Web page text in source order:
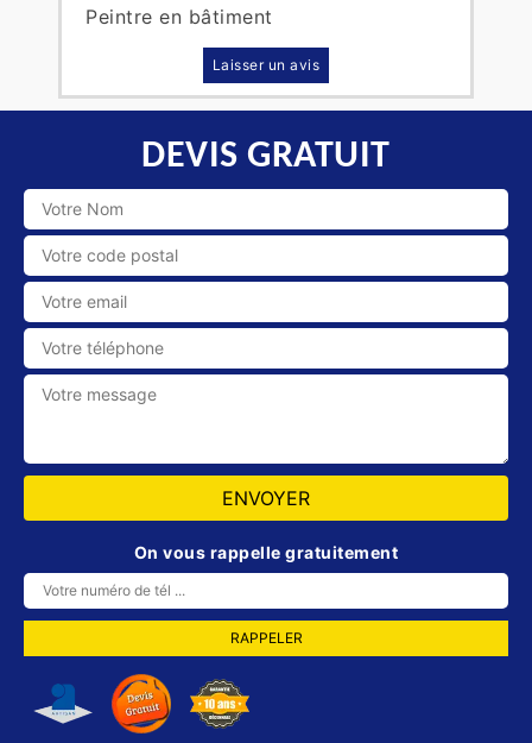
Peintre en bâtiment
Laisser un avis
DEVIS GRATUIT
On vous rappelle gratuitement